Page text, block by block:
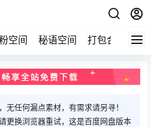
空间 秘语空间 打包合集 关
无任何漏点素材，有需求请另寻！
更换浏览器重试，这是百度网盘版本